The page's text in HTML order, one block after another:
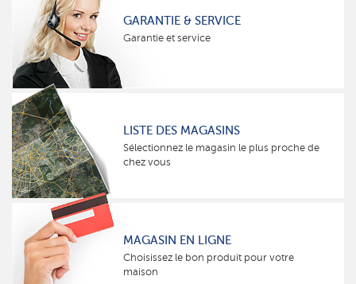
GARANTIE & SERVICE
Garantie et service
LISTE DES MAGASINS
Sélectionnez le magasin le plus proche de
chez vous
MAGASIN EN LIGNE
Choisissez le bon produit pour votre
maison